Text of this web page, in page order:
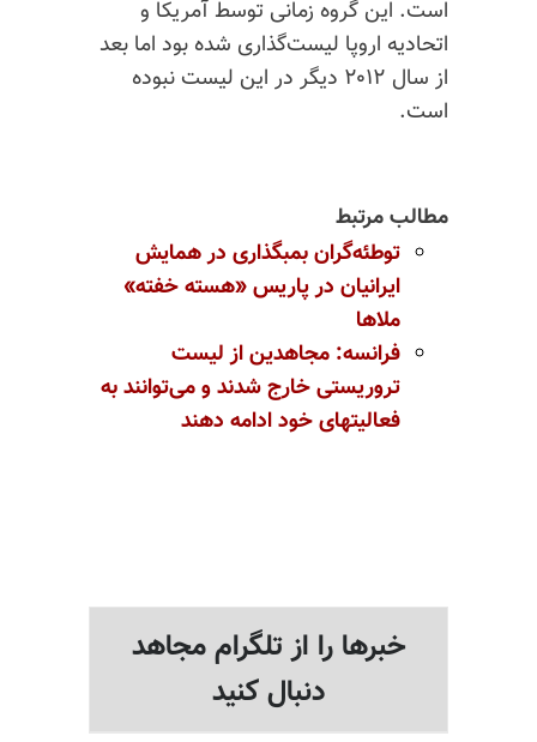
است. این گروه زمانی توسط آمریکا و
اتحادیه اروپا لیست‌گذاری شده بود اما بعد
از سال ۲۰۱۲ دیگر در این لیست نبوده
است.
مطالب مرتبط
توطئه‌گرانبمبگذاری در همایش
ایرانیان در پاریس «هسته خفته»
ملاها
فرانسه:‌ مجاهدین از لیست
تروریستی خارج شدند و می‌توانند به
فعالیتهای خود ادامه دهند
خبرها را از تلگرام مجاهد
دنبال کنید